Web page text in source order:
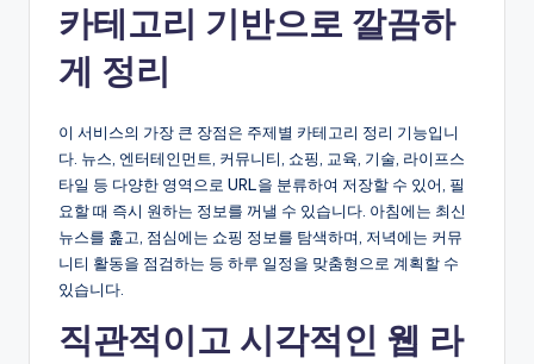
카테고리 기반으로 깔끔하
게 정리
이 서비스의 가장 큰 장점은 주제별 카테고리 정리 기능입니
다. 뉴스, 엔터테인먼트, 커뮤니티, 쇼핑, 교육, 기술, 라이프스
타일 등 다양한 영역으로 URL을 분류하여 저장할 수 있어, 필
요할 때 즉시 원하는 정보를 꺼낼 수 있습니다. 아침에는 최신
뉴스를 훑고, 점심에는 쇼핑 정보를 탐색하며, 저녁에는 커뮤
니티 활동을 점검하는 등 하루 일정을 맞춤형으로 계획할 수
있습니다.
직관적이고 시각적인 웹 라